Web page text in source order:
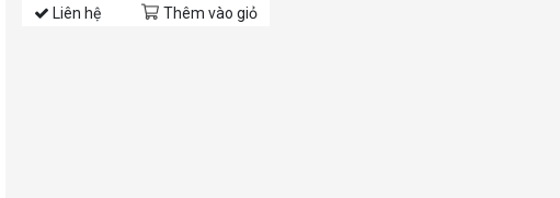
Liên hệ Thêm vào giỏ